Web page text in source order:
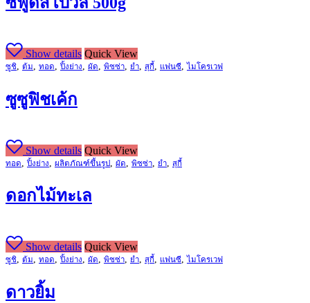
Show details Quick View
ซูชิ ต้ม ทอด ,ปิ้งย่าง ผัด พิซซ่า ยำ สุกี้ แฟนซี ,ไมโครเวฟ
ซูซูฟิชเค้ก
Show details Quick View
ทอด ,ปิ้งย่าง ผลิตภัณฑ์ขึ้นรูป ผัด พิซซ่า ยำ สุกี้
ดอกไม้ทะเล
Show details Quick View
ซูชิ, ต้ม, ทอด,ปิ้งย่าง, ผัด, พิซซ่า, ยำ, สุกี้, แฟนซี,ไมโครเวฟ
ดาวยิ้ม